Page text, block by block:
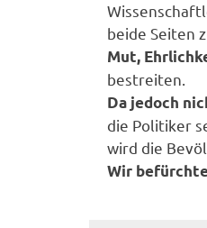
beide Seiten
Mut,
bestreiten.
Da jedoch
die Politiker
wird die
Wir